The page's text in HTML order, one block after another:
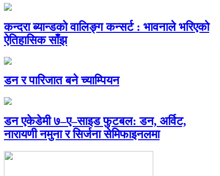
कन्दरा ब्यान्डको वालिङ्ग कन्सर्ट : भावनाले भरिएको
ऐतिहासिक साँझ
डन र पारिजात बने च्याम्पियन
डन एकेडेमी ७–ए–साइड फुटबल: डन, अर्विट,
नारायणी नमुना र सिर्जना सेमिफाइनलमा